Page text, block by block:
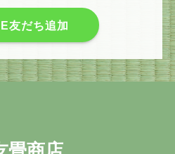
友だち追加